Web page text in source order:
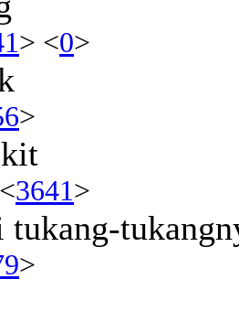
> <0>
>
3641>
tukang-
>